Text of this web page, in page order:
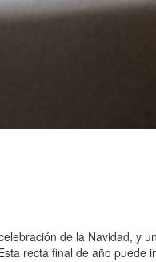
de la Navidad, y
recta final de año